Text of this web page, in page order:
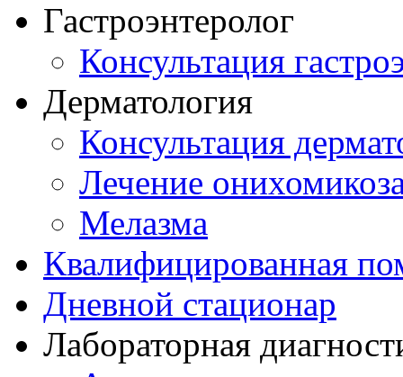
Гастроэнтеролог
Консультация
Дерматология
Консультация
Лечение
Мелазма
Квалифицированная
Дневной стационар
Лабораторная